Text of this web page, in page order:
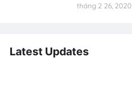
tháng 2 26, 2020
Latest Updates